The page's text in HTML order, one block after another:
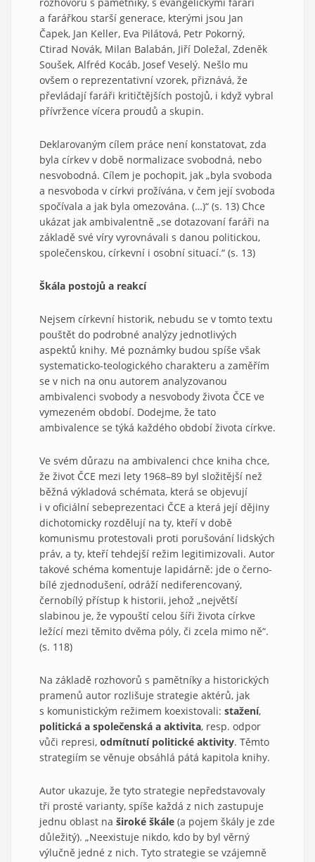
a farářkou starší generace, kterými jsou Jan
Čapek, Jan Keller, Eva Pilátová, Petr Pokorný,
Ctirad Novák, Milan Balabán, Jiří Doležal, Zdeněk
Soušek, Alfréd Kocáb, Josef Veselý. Nešlo mu
ovšem o reprezentativní vzorek, přiznává, že
převládají faráři kritičtějších postojů, i když vybral
přívržence vícera proudů a skupin.
Deklarovaným cílem práce není konstatovat, zda
byla církev v době normalizace svobodná, nebo
nesvobodná. Cílem je pochopit, jak „byla svoboda
a nesvoboda v církvi prožívána, v čem její svoboda
spočívala a jak byla omezována. (…)“ (s. 13) Chce
ukázat jak ambivalentně „se dotazovaní faráři na
základě své víry vyrovnávali s danou politickou,
společenskou, církevní i osobní situací.“ (s. 13)
Škála postojů a reakcí
Nejsem církevní historik, nebudu se v tomto textu
pouštět do podrobné analýzy jednotlivých
aspektů knihy. Mé poznámky budou spíše však
systematicko-teologického charakteru a zaměřím
se v nich na onu autorem analyzovanou
ambivalenci svobody a nesvobody života ČCE ve
vymezeném období. Dodejme, že tato
ambivalence se týká každého období života církve.
Ve svém důrazu na ambivalenci chce kniha chce,
že život ČCE mezi lety 1968–89 byl složitější než
běžná výkladová schémata, která se objevují
i v oficiální sebeprezentaci ČCE a která její dějiny
dichotomicky rozdělují na ty, kteří v době
komunismu protestovali proti porušování lidských
práv, a ty, kteří tehdejší režim legitimizovali. Autor
takové schéma komentuje lapidárně: jde o černo-
bílé zjednodušení, odráží nediferencovaný,
černobílý přístup k historii, jehož „největší
slabinou je, že vypouští celou šíři života církve
ležící mezi těmito dvěma póly, či zcela mimo ně“.
(s. 118)
Na základě rozhovorů s pamětníky a historických
pramenů autor rozlišuje strategie aktérů, jak
s komunistickým režimem koexistovali: stažení,
politická a společenská a aktivita, resp. odpor
vůči represi, odmítnutí politické aktivity. Těmto
strategiím se věnuje obsáhlá pátá kapitola knihy.
Autor ukazuje, že tyto strategie nepředstavovaly
tři prosté varianty, spíše každá z nich zastupuje
jednu oblast na široké škále (a pojem škály je zde
důležitý). „Neexistuje nikdo, kdo by byl věrný
výlučně jedné z nich. Tyto strategie se vzájemně